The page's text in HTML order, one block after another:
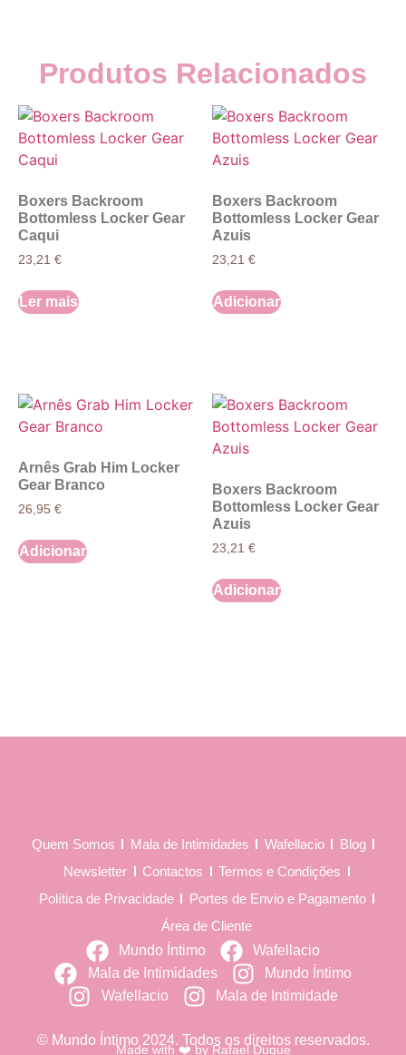
Produtos Relacionados
Boxers Backroom
Bottomless Locker Gear
Caqui
23,21 €
Ler mais
Boxers Backroom
Bottomless Locker Gear
Azuis
23,21 €
Adicionar
Arnês Grab Him Locker
Gear Branco
26,95 €
Adicionar
Boxers Backroom
Bottomless Locker Gear
Azuis
23,21 €
Adicionar
Quem Somos Mala de Intimidades Wafellacio
Blog
Newsletter
Contactos
Termos e Condições
Política de Privacidade
Portes de Envio e Pagamento
Área de Cliente
Mundo Íntimo
Wafellacio
Mala de Intimidades
Mundo Íntimo
Wafellacio
Mala de Intimidade
© Mundo Íntimo 2024. Todos os direitos reservados.
Made with ❤️ byRafael Duque